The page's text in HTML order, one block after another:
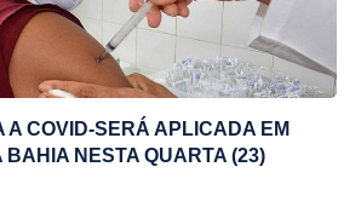
A COVID-SERÁ APLICADA EM
BAHIA NESTA QUARTA (23)